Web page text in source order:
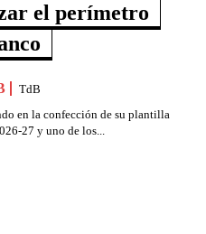
el perímetro
TdB
en la confección de su plantilla
27 y uno de los...